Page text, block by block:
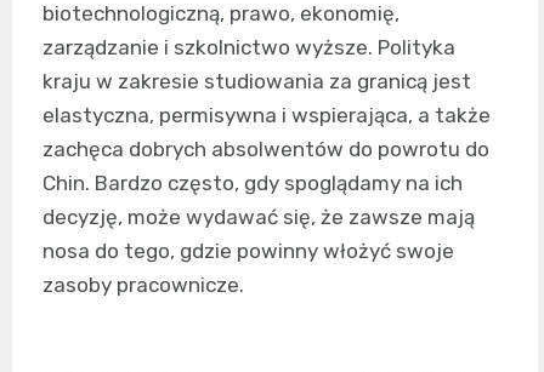
biotechnologiczną, prawo, ekonomię,
zarządzanie i szkolnictwo wyższe. Polityka
kraju w zakresie studiowania za granicą jest
elastyczna, permisywna i wspierająca, a także
zachęca dobrych absolwentów do powrotu do
Chin. Bardzo często, gdy spoglądamy na ich
decyzję, może wydawać się, że zawsze mają
nosa do tego, gdzie powinny włożyć swoje
zasoby pracownicze.